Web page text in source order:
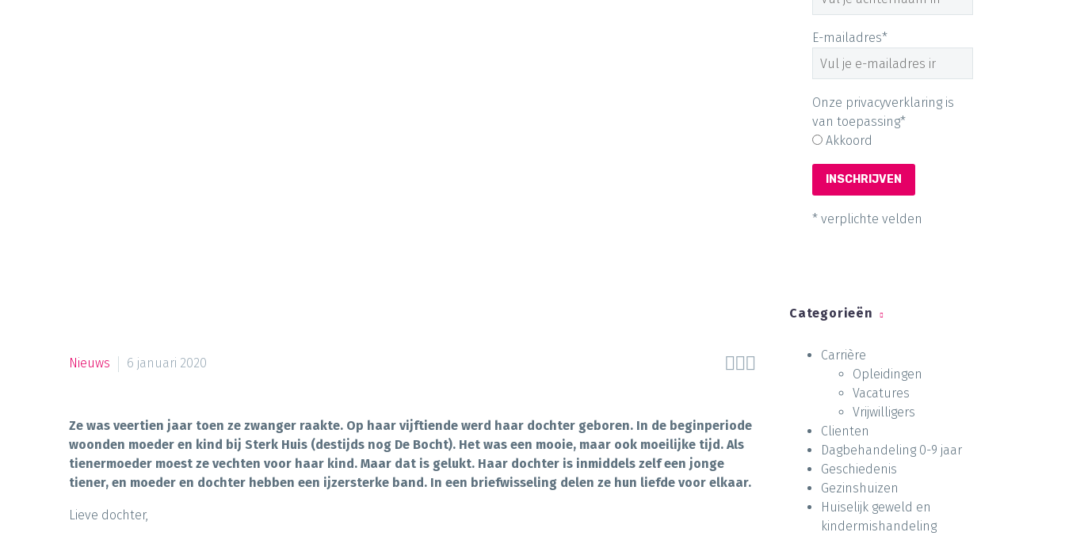

Nieuws 6 januari 2020
Ze was veertien jaar toen ze zwanger raakte. Op haar vijftiende werd haar dochter geboren. In de beginperiode
woonden moeder en kind bij Sterk Huis (destijds nog De Bocht). Het was een mooie, maar ook moeilijke tijd. Als
tienermoeder moest ze vechten voor haar kind. Maar dat is gelukt. Haar dochter is inmiddels zelf een jonge
tiener, en moeder en dochter hebben een ijzersterke band. In een briefwisseling delen ze hun liefde voor elkaar.
Lieve dochter,
E-mailadres*
Onze privacyverklaring is
van toepassing*
Akkoord
* verplichte velden
Categorieën
Carrière
Opleidingen
Vacatures
Vrijwilligers
Clienten
Dagbehandeling 0-9 jaar
Geschiedenis
Gezinshuizen
Huiselijk geweld en
kindermishandeling